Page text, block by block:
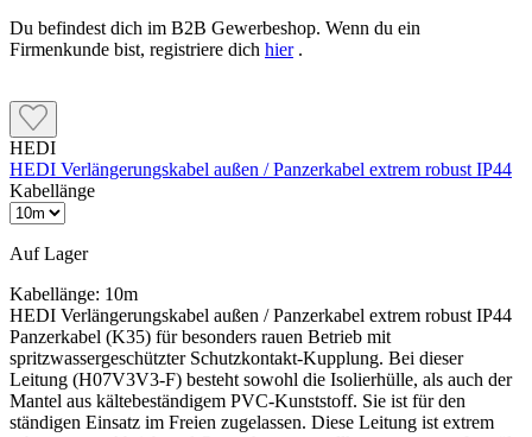
Du befindest dich im B2B Gewerbeshop. Wenn du ein
Firmenkunde bist, registriere dich hier.
HEDI
HEDI Verlängerungskabel außen / Panzerkabel extrem robust IP44
Kabellänge
Auf Lager
Kabellänge: 10m
HEDI Verlängerungskabel außen / Panzerkabel extrem robust IP44
Panzerkabel (K35) für besonders rauen Betrieb mit
spritzwassergeschützter Schutzkontakt-Kupplung. Bei dieser
Leitung (H07V3V3-F) besteht sowohl die Isolierhülle, als auch der
Mantel aus kältebeständigem PVC-Kunststoff. Sie ist für den
ständigen Einsatz im Freien zugelassen. Diese Leitung ist extrem